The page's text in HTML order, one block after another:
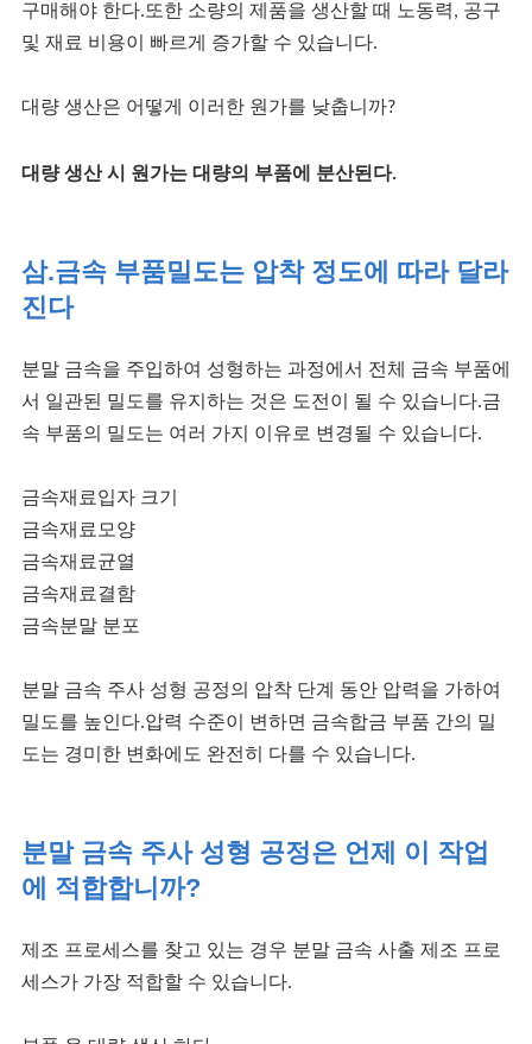
구매해야 한다.또한 소량의 제품을 생산할 때 노동력, 공구
및 재료 비용이 빠르게 증가할 수 있습니다.
대량 생산은 어떻게 이러한 원가를 낮춥니까?
대량 생산 시 원가는 대량의 부품에 분산된다.
삼.금속 부품밀도는 압착 정도에 따라 달라
진다
분말 금속을 주입하여 성형하는 과정에서 전체 금속 부품에
서 일관된 밀도를 유지하는 것은 도전이 될 수 있습니다.금
속 부품의 밀도는 여러 가지 이유로 변경될 수 있습니다.
금속재료입자 크기
금속재료모양
금속재료균열
금속재료결함
금속분말 분포
분말 금속 주사 성형 공정의 압착 단계 동안 압력을 가하여
밀도를 높인다.압력 수준이 변하면 금속합금 부품 간의 밀
도는 경미한 변화에도 완전히 다를 수 있습니다.
분말 금속 주사 성형 공정은 언제 이 작업
에 적합합니까?
제조 프로세스를 찾고 있는 경우 분말 금속 사출 제조 프로
세스가 가장 적합할 수 있습니다.